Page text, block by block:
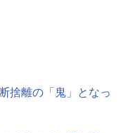
捨離の「鬼」となっ